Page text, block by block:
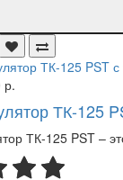
р.
ТК-125
ТК-125 PST –